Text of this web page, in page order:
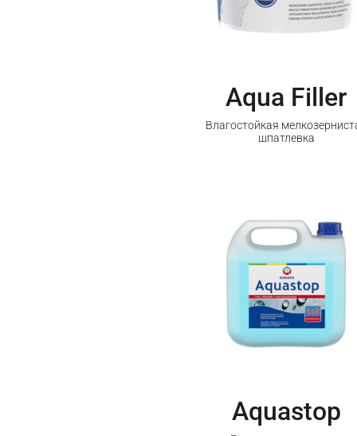
Aqua Filler
Влагостойкая
шпатлевка
Aquastop